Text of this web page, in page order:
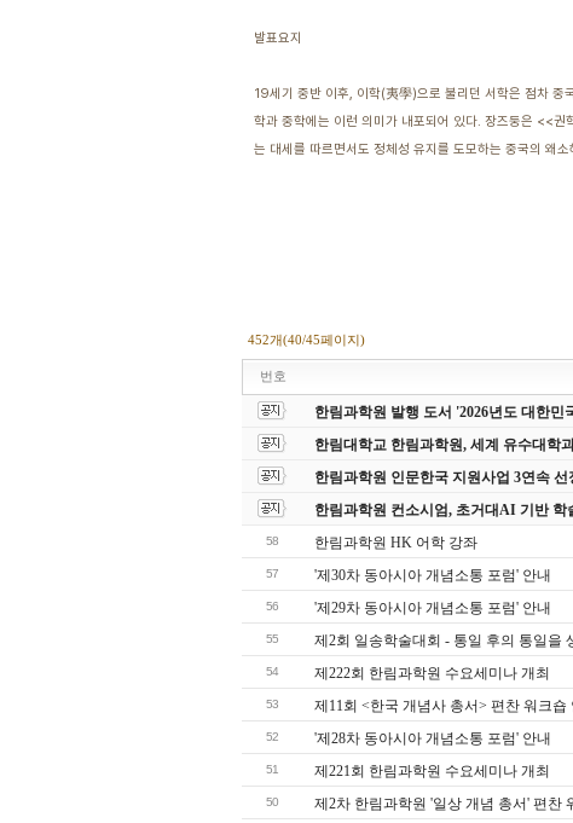
발표요지
19세기 중반 이후, 이학(夷學)으로 불리던 서학은 점차
학과 중학에는 이런 의미가 내포되어 있다. 장즈둥은 <<
는 대세를 따르면서도 정체성 유지를 도모하는 중국의 왜
452개(40/45페이지)
번호
한림과학원 발행 도서 '2026년도 대한
한림대학교 한림과학원, 세계 유수대학
한림과학원 인문한국 지원사업 3연속 선
한림과학원 컨소시엄, 초거대AI 기반 학
58 한림과학원 HK 어학 강좌
57 '제30차 동아시아 개념소통 포럼' 안내
56 '제29차 동아시아 개념소통 포럼' 안내
55 제2회 일송학술대회 - 통일 후의 통일을
54 제222회 한림과학원 수요세미나 개최
53 제11회 <한국 개념사 총서> 편찬 워크숍
52 '제28차 동아시아 개념소통 포럼' 안내
51 제221회 한림과학원 수요세미나 개최
50 제2차 한림과학원 '일상 개념 총서' 편찬